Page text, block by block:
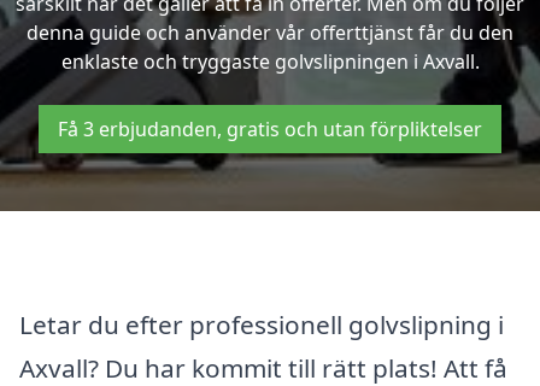
denna guide och använder vår offerttjänst får du den
enklaste och tryggaste golvslipningen i Axvall.
Få 3 erbjudanden, gratis och utan förpliktelser
Letar du efter professionell golvslipning i
Axvall? Du har kommit till rätt plats! Att få